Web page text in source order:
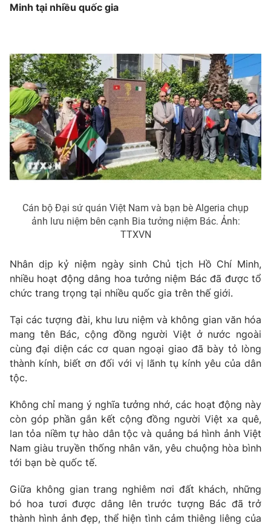
Theo dõi báo trên
Cơ quan chủ quản:Đài Truyền hình Việt Nam
Cơ quan báo chí:Thời báo VTV
Giấy phép hoạt động báo in và báo điện tử số 483/GP-BTTTT
cấp ngày 29/12/2023
Tổng Biên tập:Vũ Thanh Thủy
Nguyễn Trọng Ninh
Tổng đài VTV: 024.38 355 931 - 024.38 355 932
024.66 897 897
Liên hệ quảng cáo: 024-7300.7108
® Cấm sao chép dưới mọi hình thức nếu không có sự chấp
thuận bằng văn bản. Ghi rõ nguồn VTV.vn khi phát hành lại
thông tin từ website này.
Minh tại nhiều quốc gia
Cán bộ Đại sứ quán Việt Nam và bạn bè Algeria chụp
ảnh lưu niệm bên cạnh Bia tưởng niệm Bác. Ảnh:
TTXVN
Nhân dịp kỷ niệm ngày sinh Chủ tịch Hồ Chí Minh,
nhiều hoạt động dâng hoa tưởng niệm Bác đã được tổ
chức trang trọng tại nhiều quốc gia trên thế giới.
Tại các tượng đài, khu lưu niệm và không gian văn hóa
mang tên Bác, cộng đồng người Việt ở nước ngoài
cùng đại diện các cơ quan ngoại giao đã bày tỏ lòng
thành kính, biết ơn đối với vị lãnh tụ kính yêu của dân
tộc.
Không chỉ mang ý nghĩa tưởng nhớ, các hoạt động này
còn góp phần gắn kết cộng đồng người Việt xa quê,
lan tỏa niềm tự hào dân tộc và quảng bá hình ảnh Việt
Nam giàu truyền thống nhân văn, yêu chuộng hòa bình
tới bạn bè quốc tế.
Giữa không gian trang nghiêm nơi đất khách, những
bó hoa tươi được dâng lên trước tượng Bác đã trở
thành hình ảnh đẹp, thể hiện tình cảm thiêng liêng của